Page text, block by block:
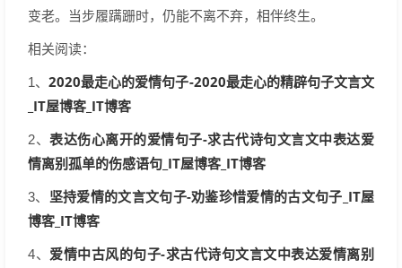
变老。当步履蹒跚时，仍能不离不弃，相伴终生。
相关阅读：
1、2020最走心的爱情句子-2020最走心的精辟句子文言文
_IT屋博客_IT博客
2、表达伤心离开的爱情句子-求古代诗句文言文中表达爱
情离别孤单的伤感语句_IT屋博客_IT博客
3、 坚持爱情的文言文句子-劝鉴珍惜爱情的古文句子_IT屋
博客_IT博客
4、 爱情中古风的句子-求古代诗句文言文中表达爱情离别